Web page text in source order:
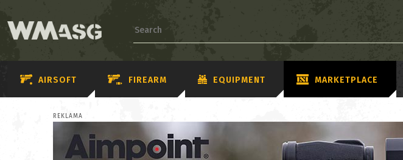
AIRSOFT FIREARM EQUIPMENT MARKETPLACE
REKLAMA